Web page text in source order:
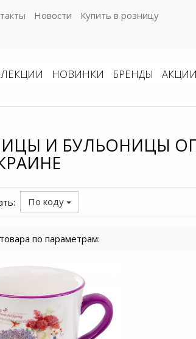
Новости
Купить в розницу
НОВИНКИ БРЕНДЫ АКЦИИ
И БУЛЬОНИЦЫ
По коду
по параметрам: